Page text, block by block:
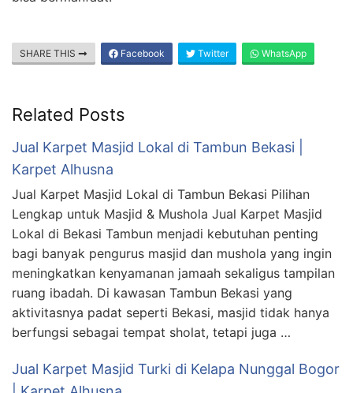
SHARE THIS Facebook Twitter WhatsApp
Related Posts
Jual Karpet Masjid Lokal di Tambun Bekasi |
Karpet Alhusna
Jual Karpet Masjid Lokal di Tambun Bekasi Pilihan
Lengkap untuk Masjid & Mushola Jual Karpet Masjid
Lokal di Bekasi Tambun menjadi kebutuhan penting
bagi banyak pengurus masjid dan mushola yang ingin
meningkatkan kenyamanan jamaah sekaligus tampilan
ruang ibadah. Di kawasan Tambun Bekasi yang
aktivitasnya padat seperti Bekasi, masjid tidak hanya
berfungsi sebagai tempat sholat, tetapi juga …
Jual Karpet Masjid Turki di Kelapa Nunggal Bogor